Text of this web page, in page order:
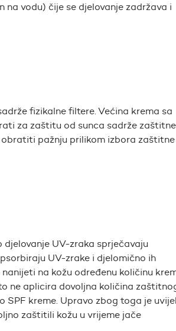
vodu) čije se djelovanje zadržava i
fizikalne filtere. Većina krema sa
za zaštitu od sunca sadrže zaštitne
pažnju prilikom izbora zaštitne
UV-zraka sprječavaju
UV-zrake i djelomično ih
na kožu određenu količinu
ne aplicira dovoljna količina
SPF kreme. Upravo zbog toga je
zaštitili kožu u vrijeme jače